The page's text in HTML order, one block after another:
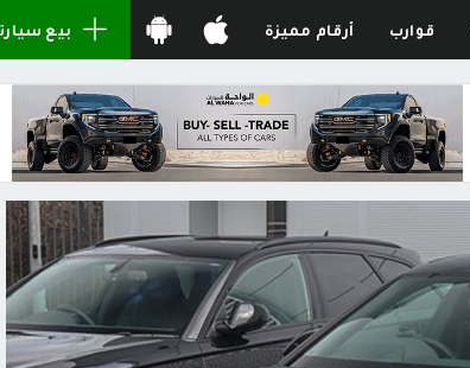
قوارب أرقام مميزة بيع